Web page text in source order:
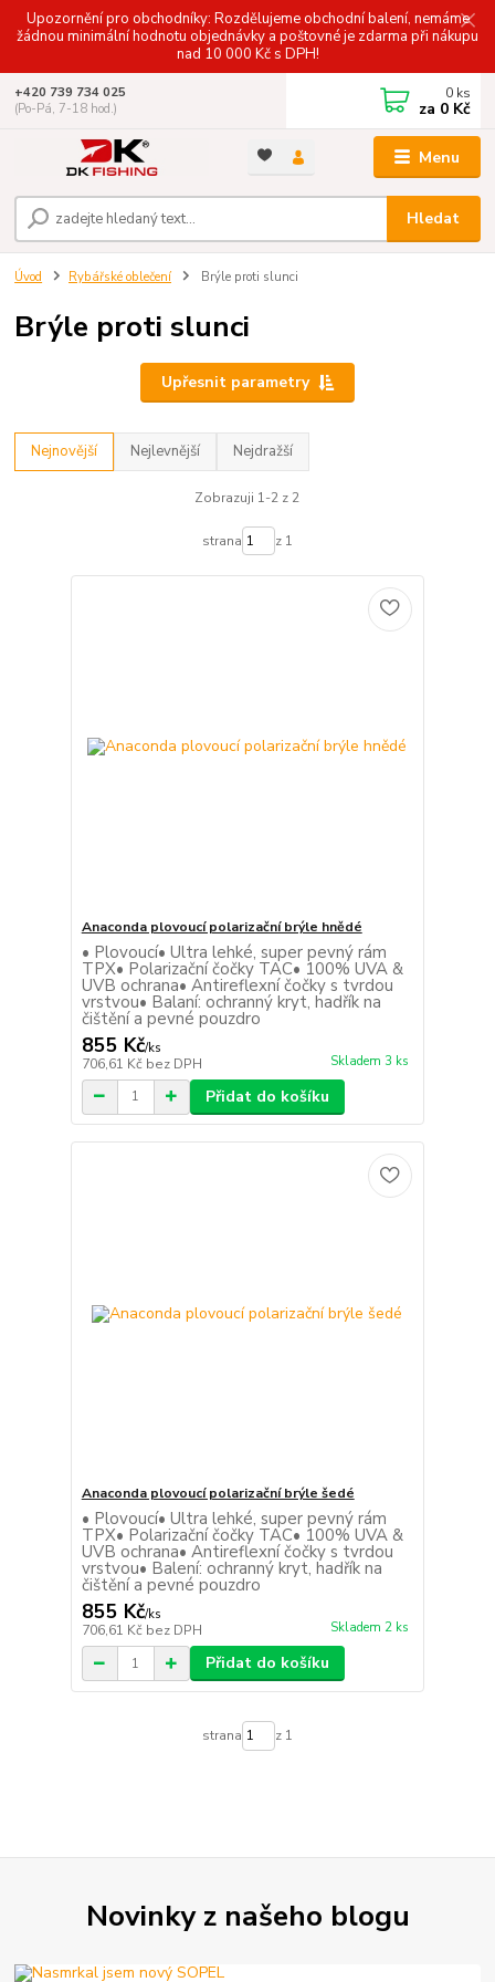
Upozornění pro obchodníky: Rozdělujeme obchodní balení, nemáme
žádnou minimální hodnotu objednávky a poštovné je zdarma při nákupu
nad 10 000 Kč s DPH!
Menu
Hledat
+420 739 734 025
(Po-Pá, 7-18 hod.)
0 ks
za 0 Kč
Úvod Rybářské oblečení Brýle proti slunci
Brýle proti slunci
Upřesnit parametry
Nejnovější Nejlevnější Nejdražší
Zobrazuji 1-2 z 2
strana z 1
Anaconda plovoucí polarizační brýle hnědé
• Plovoucí• Ultra lehké, super pevný rám
TPX• Polarizační čočky TAC• 100% UVA &
UVB ochrana• Antireflexní čočky s tvrdou
vrstvou• Balaní: ochranný kryt, hadřík na
čištění a pevné pouzdro
855 Kč/ks
706,61 Kč bez DPH Skladem 3 ks
Přidat do košíku
Anaconda plovoucí polarizační brýle šedé
• Plovoucí• Ultra lehké, super pevný rám
TPX• Polarizační čočky TAC• 100% UVA &
UVB ochrana• Antireflexní čočky s tvrdou
vrstvou• Balení: ochranný kryt, hadřík na
čištění a pevné pouzdro
855 Kč/ks
706,61 Kč bez DPH Skladem 2 ks
Přidat do košíku
strana z 1
Novinky z našeho blogu